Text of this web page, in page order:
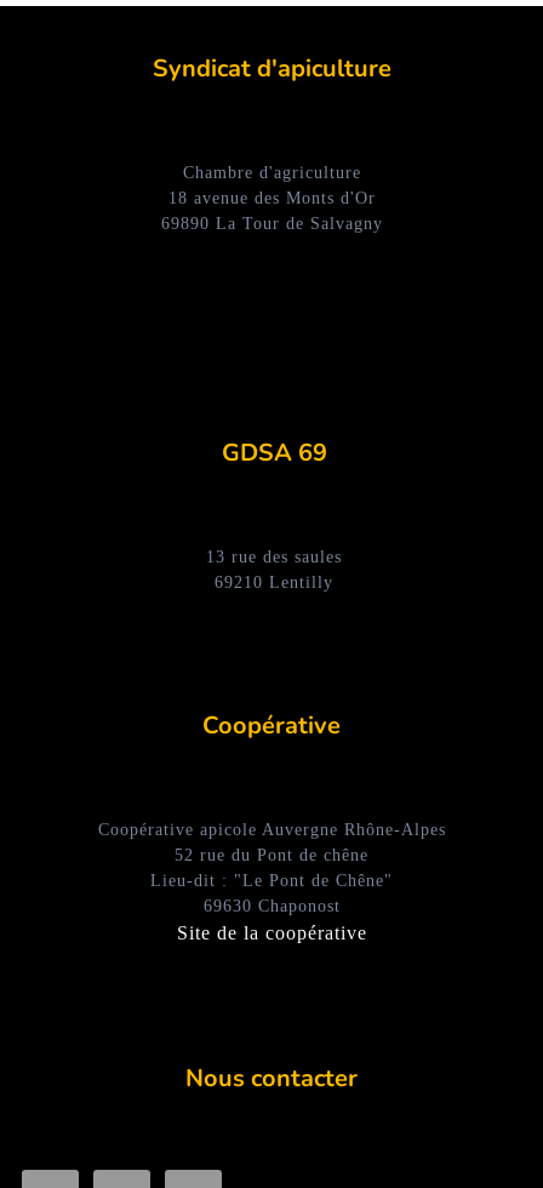
Syndicat d'apiculture
Chambre d'agriculture
18 avenue des Monts d'Or
69890 La Tour de Salvagny
GDSA 69
13 rue des saules
69210 Lentilly
Coopérative
Coopérative apicole Auvergne Rhône-Alpes
52 rue du Pont de chêne
Lieu-dit : "Le Pont de Chêne"
69630 Chaponost
Site de la coopérative
Nous contacter